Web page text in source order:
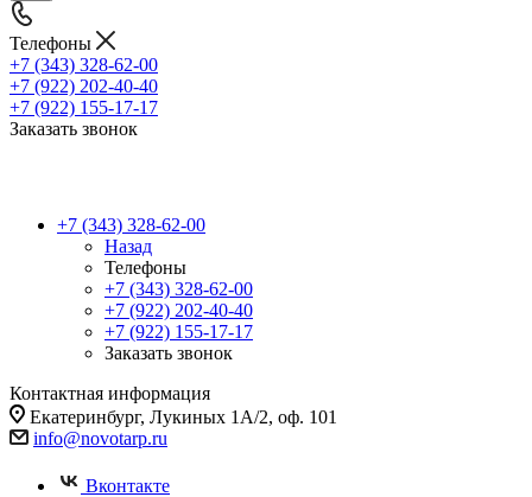
Телефоны
+7 (343) 328-62-00
+7 (922) 202-40-40
+7 (922) 155-17-17
Заказать звонок
+7 (343) 328-62-00
Назад
Телефоны
+7 (343) 328-62-00
+7 (922) 202-40-40
+7 (922) 155-17-17
Заказать звонок
Контактная информация
Екатеринбург, Лукиных 1А/2, оф. 101
info@novotarp.ru
Вконтакте